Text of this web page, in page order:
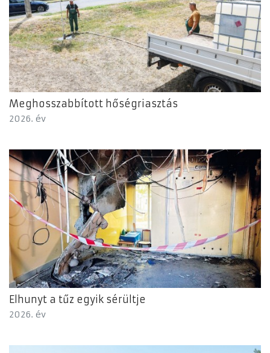
Meghosszabbított hőségriasztás
2026. év
Elhunyt a tűz egyik sérültje
2026. év